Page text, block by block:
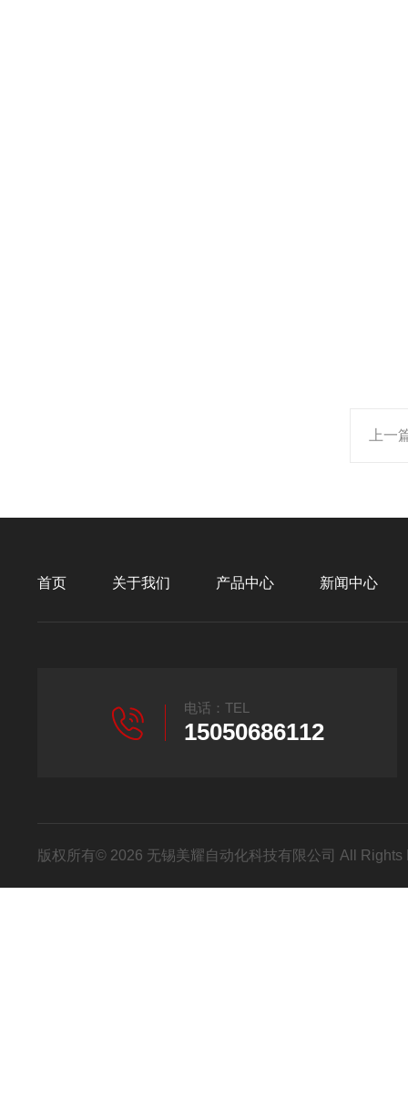
上一
首页 关于我们 产品中心 新闻中心
电话：TEL
15050686112
版权所有© 2026 无锡美耀自动化科技有限公司 All